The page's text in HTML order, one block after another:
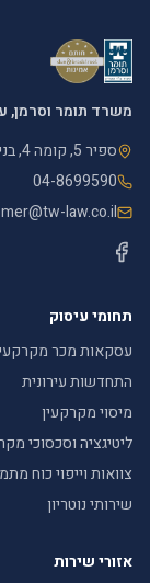
משרד תומר וסרמן,
ספיר 5, קומה 4, בניין אופיסיטי, חיפה
04-8699590
law.co.il
תחומי עיסוק
עסקאות מכר
התחדשות עירונית
מיסוי מקרקעין
ליטיגציה וסכסוכי
צוואות וייפוי כוח
שירותי נוטריון
אזורי שירות